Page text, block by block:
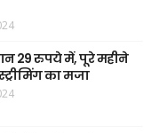
29 रुपये में, पूरे महीने
का मजा